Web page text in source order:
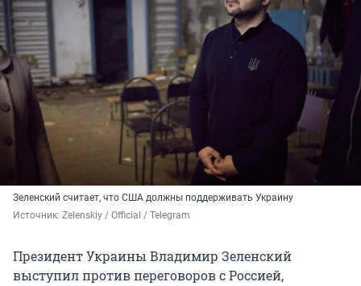
Зеленский считает, что США должны поддерживать Украину
Источник: Zelenskiy / Official / Telegram
Президент Украины Владимир Зеленский
выступил против переговоров с Россией,